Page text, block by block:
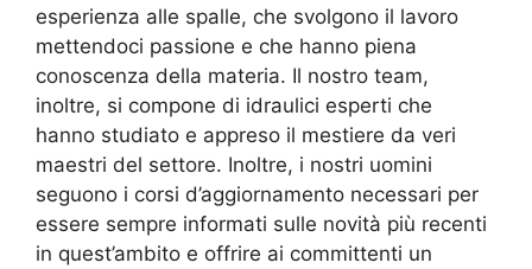
esperienza alle spalle, che svolgono il lavoro
mettendoci passione e che hanno piena
conoscenza della materia. Il nostro team,
inoltre, si compone di idraulici esperti che
hanno studiato e appreso il mestiere da veri
maestri del settore. Inoltre, i nostri uomini
seguono i corsi d’aggiornamento necessari per
essere sempre informati sulle novità più recenti
in quest’ambito e offrire ai committenti un